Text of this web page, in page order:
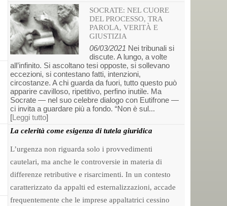
SOCRATE: NEL CUORE
DEL PROCESSO, TRA
PAROLA, VERITÀ E
GIUSTIZIA
06/03/2021 Nei tribunali si
discute. A lungo, a volte
all’infinito. Si ascoltano tesi opposte, si sollevano
eccezioni, si contestano fatti, intenzioni,
circostanze. A chi guarda da fuori, tutto questo può
apparire cavilloso, ripetitivo, perfino inutile. Ma
Socrate — nel suo celebre dialogo con Eutifrone —
ci invita a guardare più a fondo. “Non è sul...
[Leggi tutto]
La celerità come esigenza di tutela giuridica
L’urgenza non riguarda solo i provvedimenti
cautelari, ma anche le controversie in materia di
differenze retributive e risarcimenti. In un contesto
caratterizzato da appalti ed esternalizzazioni, accade
frequentemente che le imprese appaltatrici cessino